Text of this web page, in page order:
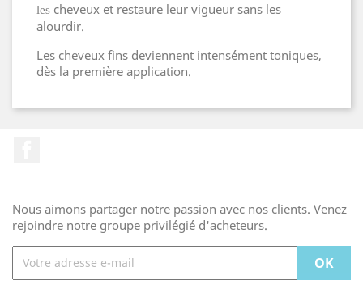
les cheveux et restaure leur vigueur sans les
alourdir.
Les cheveux fins deviennent intensément toniques,
dès la première application.
Nous aimons partager notre passion avec nos clients. Venez
rejoindre notre groupe privilégié d'acheteurs.